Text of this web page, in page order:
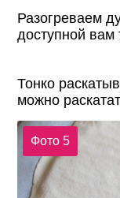
Разогреваем
доступной
Тонко
можно
Фото 5